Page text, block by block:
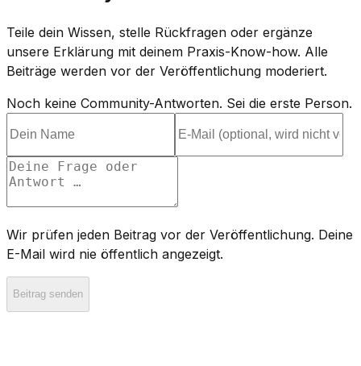
Teile dein Wissen, stelle Rückfragen oder ergänze
unsere Erklärung mit deinem Praxis-Know-how. Alle
Beiträge werden vor der Veröffentlichung moderiert.
Noch keine Community-Antworten. Sei die erste Person.
Wir prüfen jeden Beitrag vor der Veröffentlichung. Deine
E-Mail wird nie öffentlich angezeigt.
Beitrag senden